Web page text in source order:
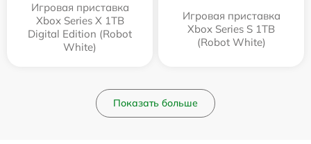
Игровая приставка
Xbox Series X 1TB
Digital Edition (Robot
White)
Игровая приставка
Xbox Series S 1TB
(Robot White)
Показать больше